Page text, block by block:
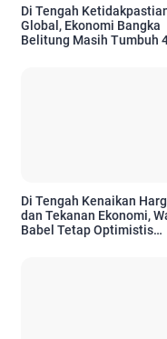
Di Tengah
Global, Ekonomi Bangka
Belitung Masih Tumbuh
Di Tengah Kenaikan
dan Tekanan Ekonomi,
Babel Tetap Optimistis